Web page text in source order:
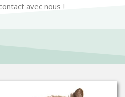
avec nous !